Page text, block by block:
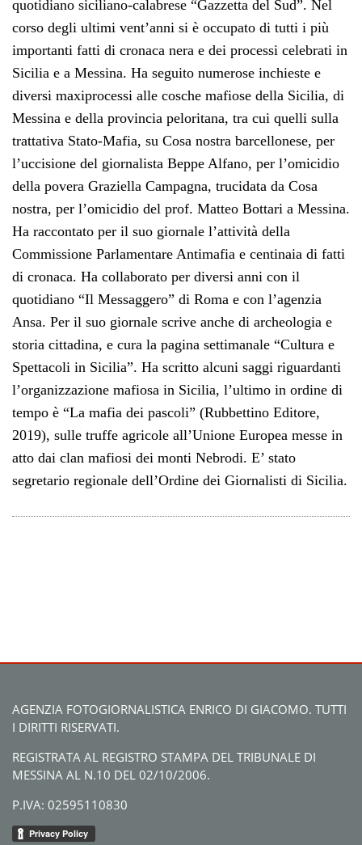
quotidiano siciliano-calabrese “Gazzetta del Sud”. Nel
corso degli ultimi vent’anni si è occupato di tutti i più
importanti fatti di cronaca nera e dei processi celebrati in
Sicilia e a Messina. Ha seguito numerose inchieste e
diversi maxiprocessi alle cosche mafiose della Sicilia, di
Messina e della provincia peloritana, tra cui quelli sulla
trattativa Stato-Mafia, su Cosa nostra barcellonese, per
l’uccisione del giornalista Beppe Alfano, per l’omicidio
della povera Graziella Campagna, trucidata da Cosa
nostra, per l’omicidio del prof. Matteo Bottari a Messina.
Ha raccontato per il suo giornale l’attività della
Commissione Parlamentare Antimafia e centinaia di fatti
di cronaca. Ha collaborato per diversi anni con il
quotidiano “Il Messaggero” di Roma e con l’agenzia
Ansa. Per il suo giornale scrive anche di archeologia e
storia cittadina, e cura la pagina settimanale “Cultura e
Spettacoli in Sicilia”. Ha scritto alcuni saggi riguardanti
l’organizzazione mafiosa in Sicilia, l’ultimo in ordine di
tempo è “La mafia dei pascoli” (Rubbettino Editore,
2019), sulle truffe agricole all’Unione Europea messe in
atto dai clan mafiosi dei monti Nebrodi. E’ stato
segretario regionale dell’Ordine dei Giornalisti di Sicilia.
AGENZIA FOTOGIORNALISTICA ENRICO DI GIACOMO. TUTTI
I DIRITTI RISERVATI.
REGISTRATA AL REGISTRO STAMPA DEL TRIBUNALE DI
MESSINA AL N.10 DEL 02/10/2006.
P.IVA: 02595110830